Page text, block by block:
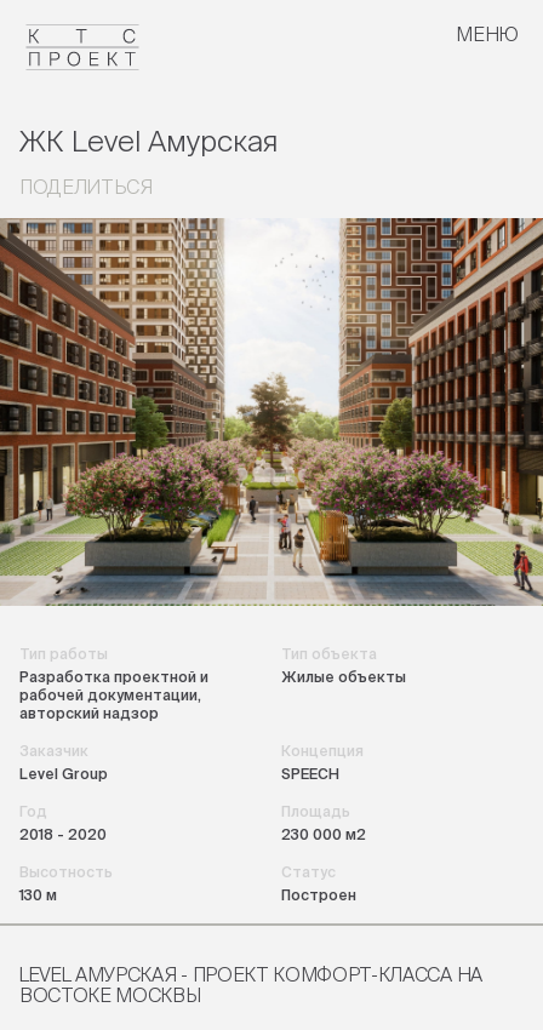
МЕНЮ
ЖК Level Амурская
ПОДЕЛИТЬСЯ
Тип работы
Разработка проектной и
рабочей документации,
авторский надзор
Тип объекта
Жилые объекты
Заказчик
Level Group
Концепция
SPEECH
Год
2018 - 2020
Площадь
230 000 м2
Высотность
130 м
Статус
Построен
LEVEL АМУРСКАЯ - ПРОЕКТ КОМФОРТ-КЛАССА НА
ВОСТОКЕ МОСКВЫ